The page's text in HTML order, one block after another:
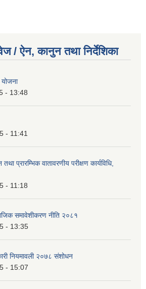
/ ऐन, कानुन तथा निर्देशिका
योजना
- 13:48
- 11:41
प्रारम्भिक वातावरणीय परीक्षण कार्यविधि,
- 11:18
समावेशीकरण नीति २०८१
- 13:35
नियमावली २०७८ संशोधन
- 15:07